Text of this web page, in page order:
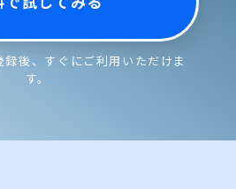
後、すぐにご利用いただけま
す。